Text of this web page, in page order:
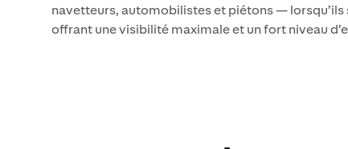
navetteurs, automobilistes et piétons —
offrant une visibilité maximale et un fort niveau